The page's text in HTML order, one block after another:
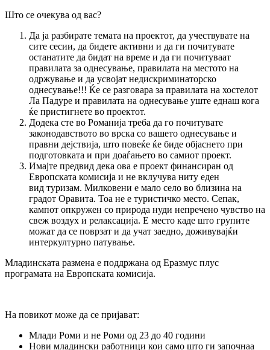
Што се очекува од вас?
Да ја разбирате темата на проектот, да учествувате на
сите сесии, да бидете активни и да ги почитувате
останатите да бидат на време и да ги почитуваат
правилата за однесување, правилата на местото на
одржување и да усвојат недискриминаторско
однесување!!! Ќе се разговара за правилата на хостелот
Ла Падуре и правилата на однесување уште еднаш кога
ќе пристигнете во проектот.
Додека сте во Романија треба да го почитувате
законодавството во врска со вашето однесување и
правни дејствија, што повеќе ќе биде објаснето при
подготовката и при доаѓањето во самиот проект.
Имајте предвид дека ова е проект финансиран од
Европската комисија и не вклучува ниту еден
вид туризам. Милковени е мало село во близина на
градот Оравита. Тоа не е туристичко место. Сепак,
кампот опкружен со природа нуди непречено чувство на
свеж воздух и релаксација. Е место каде што групите
можат да се поврзат и да учат заедно, доживувајќи
интеркултурно патување.
Младинската размена е поддржана од Еразмус плус
програмата на Европската комисија.
На повикот може да се пријават:
Млади Роми и не Роми од 23 до 40 години
Нови младински работници кои само што ги започнаа